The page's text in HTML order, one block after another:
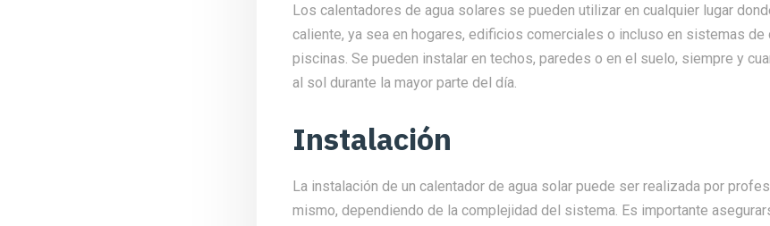
Los calentadores de agua solares se pueden utilizar en cualquier lugar
caliente, ya sea en hogares, edificios comerciales o incluso en sistemas de
piscinas. Se pueden instalar en techos, paredes o en el suelo, siempre y
al sol durante la mayor parte del día.
Instalación
La instalación de un calentador de agua solar puede ser realizada por
mismo, dependiendo de la complejidad del sistema. Es importante